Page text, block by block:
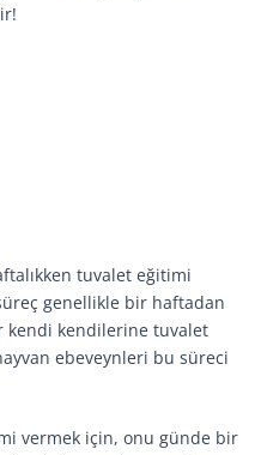
tuvalet eğitimi
genellikle bir haftadan
kendi kendilerine tuvalet
ebeveynleri bu süreci
vermek için, onu günde bir